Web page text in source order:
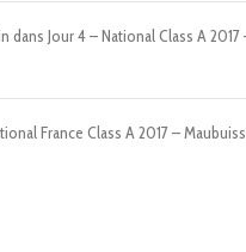
dans Jour 4 – National Class A
France Class A 2017 –